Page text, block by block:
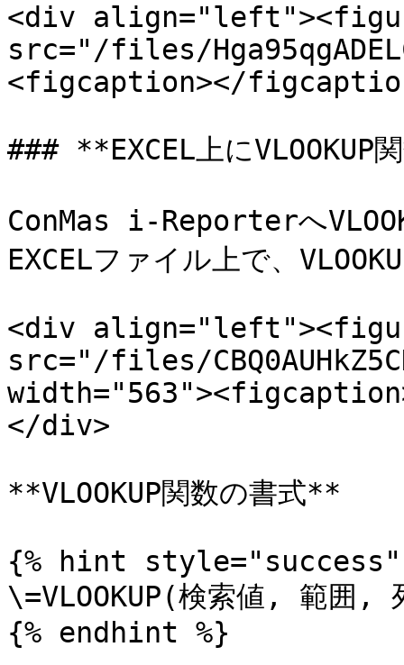
<div
src="/files/
<figcaption></
### **EXCEL上にVLOOKUP
ConMas i-Reporterへ
EXCELファイル上で、
<div
src="/files/
</div>
**VLOOKUP関数の書式**
{% hint style="success"
\=VLOOKUP(検索値, 範囲,
{% endhint %}